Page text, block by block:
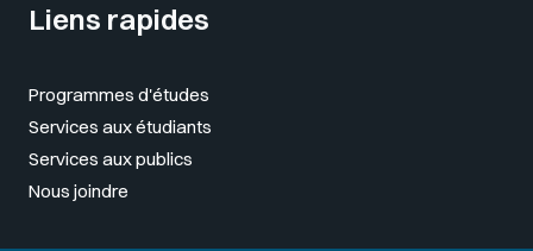
Liens rapides
Programmes d'études
Services aux étudiants
Services aux publics
Nous joindre